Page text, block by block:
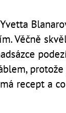
Věčně
recept a